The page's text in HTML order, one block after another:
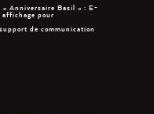
« Anniversaire Basil » : E-
pour
de communication